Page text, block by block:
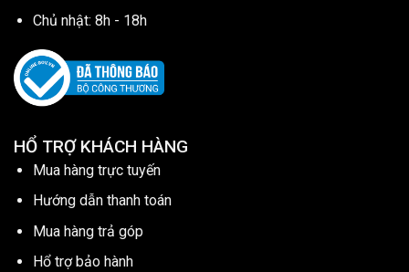
Chủ nhật: 8h - 18h
HỔ TRỢ KHÁCH HÀNG
Mua hàng trực tuyến
Hướng dẫn thanh toán
Mua hàng trả góp
Hổ trợ bảo hành